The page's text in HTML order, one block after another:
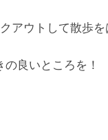
アウトして散歩を
良いところを！